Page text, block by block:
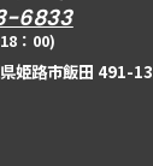
6833
：00)
姫路市飯田 491-13